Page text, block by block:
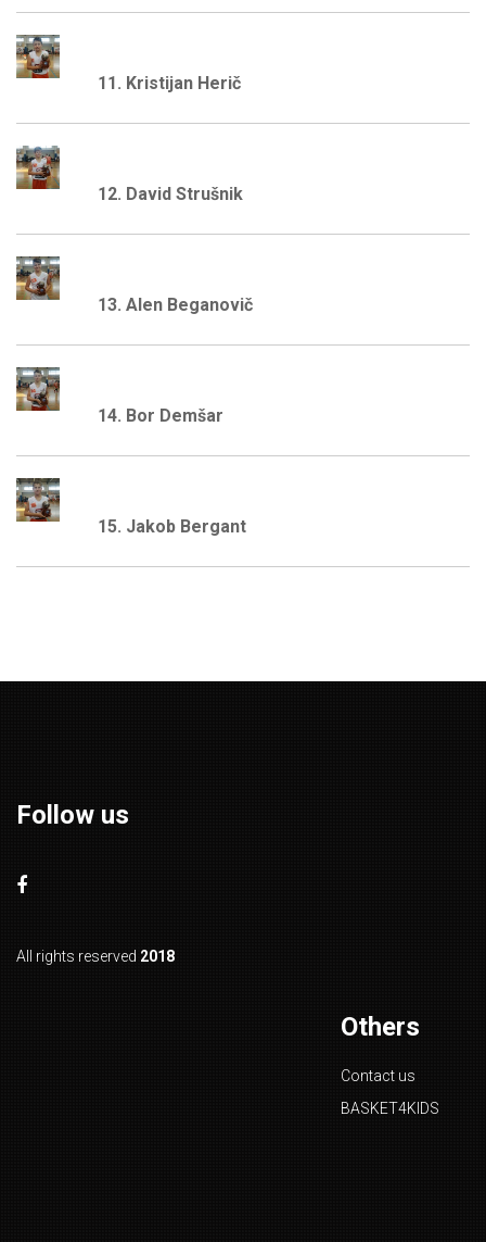
11. Kristijan Herič
12. David Strušnik
13. Alen Beganovič
14. Bor Demšar
15. Jakob Bergant
Follow us
All rights reserved 2018
Others
Contact us
BASKET4KIDS